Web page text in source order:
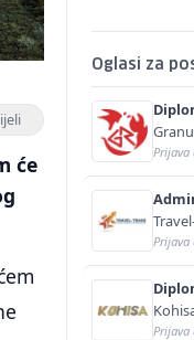
će
Oglasi za
(m/ž)
Prijava
Prijava
Prijava